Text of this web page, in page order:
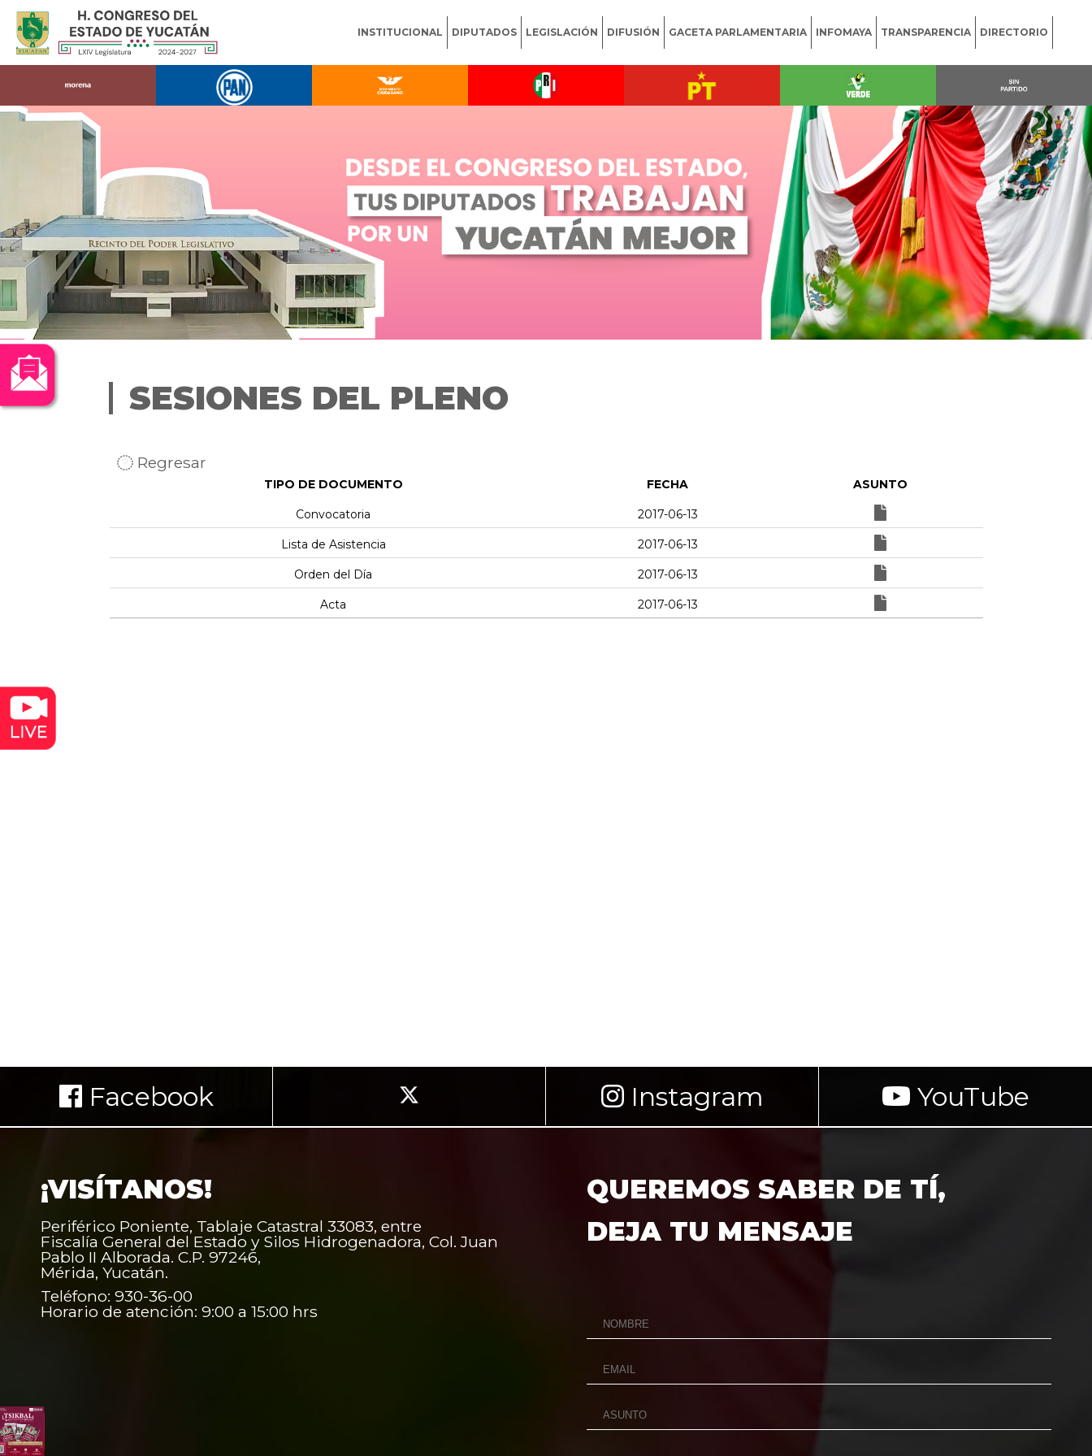
INSTITUCIONAL DIPUTADOS LEGISLACIÓN DIFUSIÓN GACETA PARLAMENTARIA INFOMAYA TRANSPARENCIA DIRECTORIO
SESIONES DEL PLENO
Regresar
TIPO DE DOCUMENTO FECHA ASUNTO
Convocatoria 2017-06-13
Lista de Asistencia 2017-06-13
Orden del Día 2017-06-13
Acta 2017-06-13
Facebook Instagram YouTube
¡VISÍTANOS!
Periférico Poniente, Tablaje Catastral 33083, entre
Fiscalía General del Estado y Silos Hidrogenadora, Col. Juan
Pablo II Alborada. C.P. 97246,
Mérida, Yucatán.
Teléfono: 930-36-00
Horario de atención: 9:00 a 15:00 hrs
QUEREMOS SABER DE TÍ,
DEJA TU MENSAJE